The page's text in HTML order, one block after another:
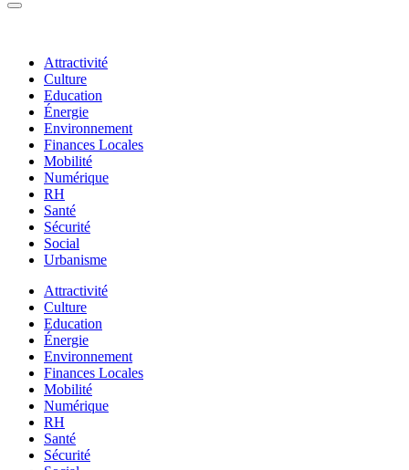
Attractivité
Culture
Education
Énergie
Environnement
Finances Locales
Mobilité
Numérique
RH
Santé
Sécurité
Social
Urbanisme
Attractivité
Culture
Education
Énergie
Environnement
Finances Locales
Mobilité
Numérique
RH
Santé
Sécurité